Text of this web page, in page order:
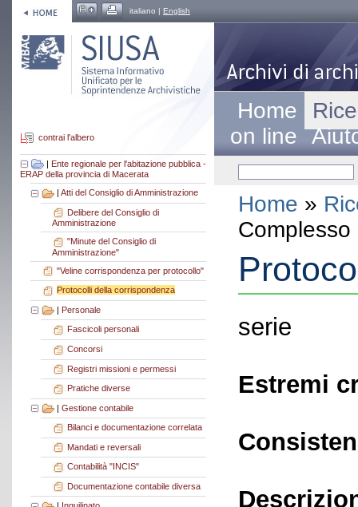
italiano | English
contrai l'albero
| Ente regionale per l'abitazione pubblica -
ERAP della provincia di Macerata
| Atti del Consiglio di Amministrazione
Delibere del Consiglio di
Amministrazione
"Minute del Consiglio di
Amministrazione"
"Veline corrispondenza per protocollo"
Protocolli della corrispondenza
| Personale
Fascicoli personali
Concorsi
Registri missioni e permessi
Pratiche diverse
| Gestione contabile
Bilanci e documentazione correlata
Mandati e reversali
Contabilità "INCIS"
Documentazione contabile diversa
Home
on line
Home »
serie
Estremi